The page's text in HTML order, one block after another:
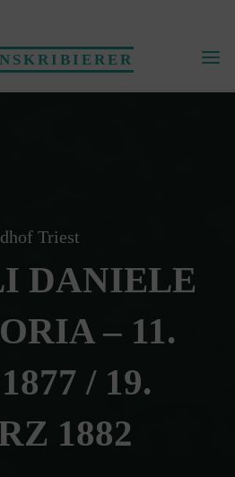
Triest
DANIELE
– 11.
/ 19.
1882